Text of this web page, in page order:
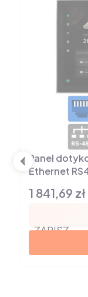
Panel
Ethernet
Cena
1 841,69 zł
ZAPISZ